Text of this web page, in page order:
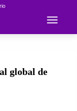
Toggle
global de